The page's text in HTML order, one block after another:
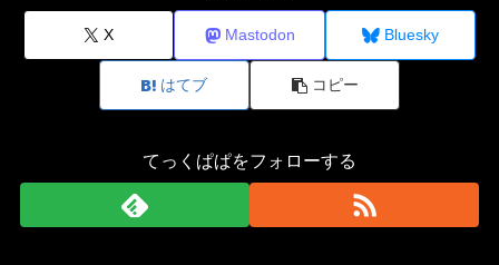
X Mastodon Bluesky
はてブ コピー
てっくぱぱをフォローする